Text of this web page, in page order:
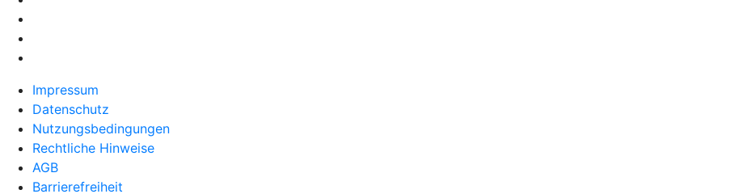
Impressum
Datenschutz
Nutzungsbedingungen
Rechtliche Hinweise
AGB
Barrierefreiheit